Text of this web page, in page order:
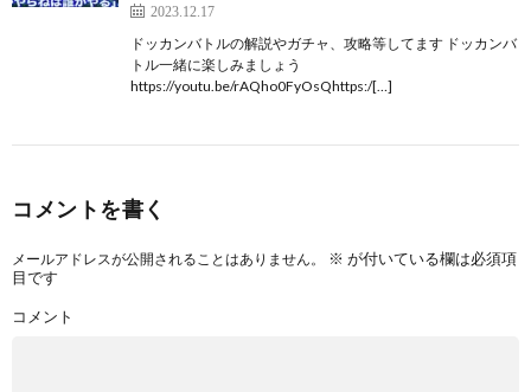
2023.12.17
ドッカンバトルの解説やガチャ、攻略等してます ドッカンバ
トル一緒に楽しみましょう
https://youtu.be/rAQho0FyOsQhttps:/[…]
コメントを書く
メールアドレスが公開されることはありません。 ※ が付いている欄は必須項
目です
コメント